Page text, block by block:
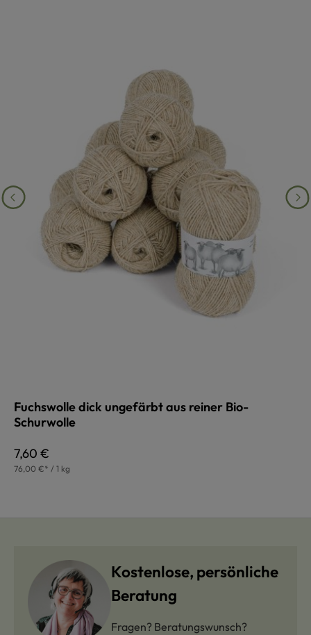
Fuchswolle dick ungefärbt aus reiner Bio-
Schurwolle
Regulärer Preis:
7,60 €
76,00 €* / 1 kg
Kostenlose, persönliche
Beratung
Fragen? Beratungswunsch?